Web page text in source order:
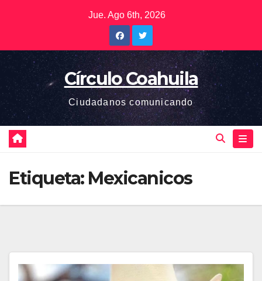
Jue. Ago 6th, 2026
Círculo Coahuila
Ciudadanos comunicando
Etiqueta: Mexicanicos